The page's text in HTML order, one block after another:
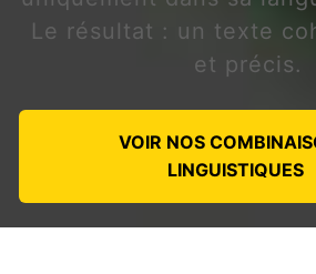
Le résultat : un texte
et précis.
VOIR NOS
LINGUISTIQUES